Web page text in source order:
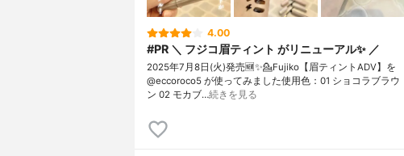
4.00
#PR ＼ フジコ眉ティント がリニューアル✨ ／
2025年7月8日(火)発売🆕✨⁡⁡💁Fujiko【眉ティントADV】を
@eccoroco5 が使ってみました⁡⁡使用色：01 ショコラブラウ
ン 02 モカブ…続きを見る